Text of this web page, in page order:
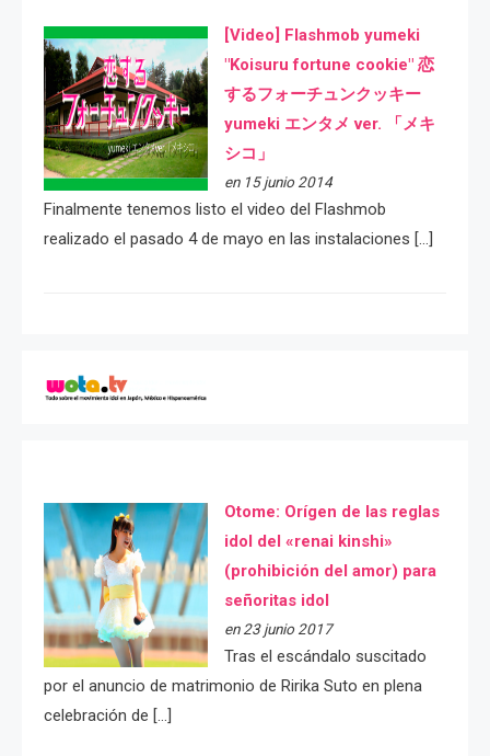
[Video] Flashmob yumeki
"Koisuru fortune cookie" 恋
するフォーチュンクッキー
yumeki エンタメ ver. 「メキ
シコ」
en 15 junio 2014
Finalmente tenemos listo el video del Flashmob
realizado el pasado 4 de mayo en las instalaciones […]
Otome: Orígen de las reglas
idol del «renai kinshi»
(prohibición del amor) para
señoritas idol
en 23 junio 2017
Tras el escándalo suscitado
por el anuncio de matrimonio de Ririka Suto en plena
celebración de […]